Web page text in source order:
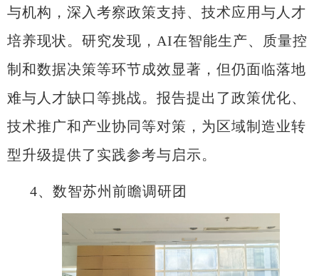
与机构，深入考察政策支持、技术应用与人才
培养现状。研究发现， AI在智能生产、质量控
制和数据决策等环节成效显著，但仍面临落地
难与人才缺口等挑战。报告提出了政策优化、
技术推广和产业协同等对策，为区域制造业转
型升级提供了实践参考与启示。
4、数智苏州前瞻调研团